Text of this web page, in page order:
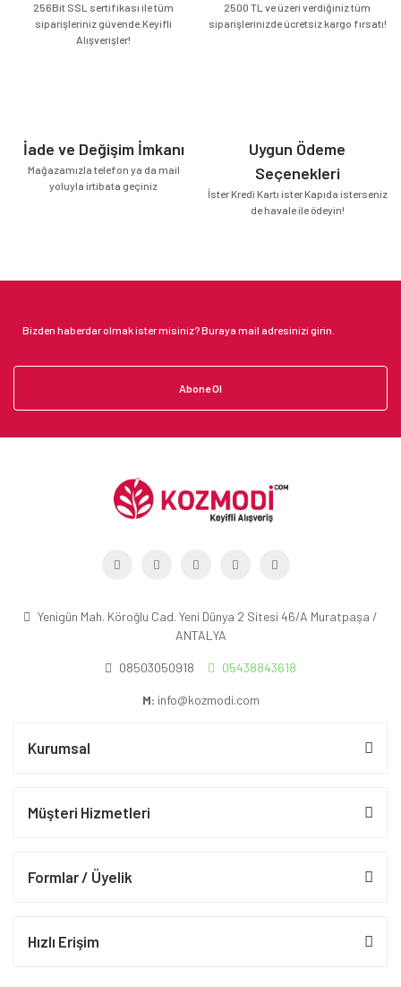
256Bit SSL sertifikası ile tüm
siparişleriniz güvende.Keyifli
Alışverişler!
2500 TL ve üzeri verdiğiniz tüm
siparişlerinizde ücretsiz kargo fırsatı!
İade ve Değişim İmkanı
Mağazamızla telefon ya da mail
yoluyla irtibata geçiniz
Uygun Ödeme
Seçenekleri
İster Kredi Kartı ister Kapıda isterseniz
de havale ile ödeyin!
Abone Ol
Yenigün Mah. Köroğlu Cad. Yeni Dünya 2 Sitesi 46/A Muratpaşa /
ANTALYA
08503050918 05438843618
M: info@kozmodi.com
Kurumsal
Müşteri Hizmetleri
Formlar / Üyelik
Hızlı Erişim